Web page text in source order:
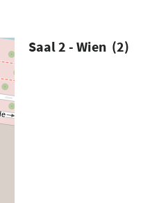
Saal 2 - Wien (2)